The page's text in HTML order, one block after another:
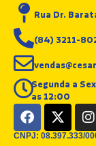
Rua Dr.
(84) 3211-
Segunda a
as 12:00
F
a
c
X
-
t
I
n
s
CNPJ: 08.397.333/